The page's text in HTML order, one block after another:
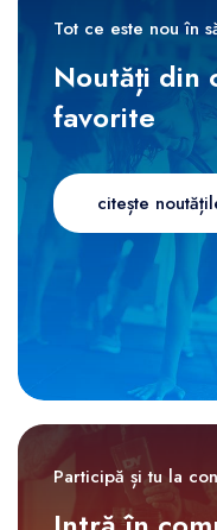
Tot ce este nou în
Noutăți din
favorite
citește
Participă și tu la